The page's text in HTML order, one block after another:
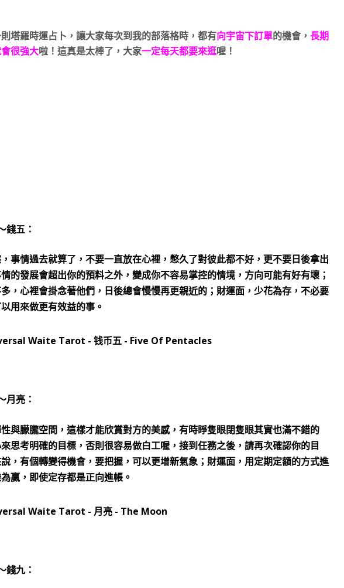
塔羅時運占卜，讓大家每次到我的部落格時，都有向宇宙下訂單的機會，長期
很強大啦！這真是太棒了， 大家一定每天都要來逛喔！
錢五：
事情過去就算了，不要一直放在心裡，憋久了對彼此都不好，更不要日後拿出
的發展會超出你的預料之外，變成你不容易掌控的情境，方向可能有好有壞；
，心裡會掛念著他們，日後總會慢慢再更親近的；財運面，少花為存，不必要
用來做更有效益的事。
月亮：
與朦朧空間，這樣才能欣賞對方的美感，有時睜隻眼閉隻眼其實也滿不錯的
思考明確的目標，否則很容易做白工喔，接到任務之後，請再次確認你的目
，有個轉變得機會，要把握，可以更增新氣象；財運面，用定期定額的方式進
贏，即使定存都是正向進帳。
錢九：